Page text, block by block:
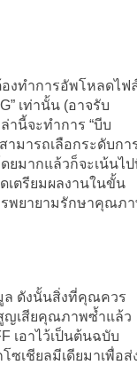
องทำการอัพโหลดไฟ
เท่านั้น (อาจรับ
านี้จะทำการ “บีบ
มารถเลือกระดับกา
ยมากแล้วก็จะเน้นไ
เตรียมผลงานในขั้น
พยายามรักษาคุณภ
ล ดังนั้นสิ่งที่คุณควร
สูญเสียคุณภาพซ้ำแล้ว
เอาไว้เป็นต้นฉบับ
ซเชียลมีเดียมาเพื่อส่